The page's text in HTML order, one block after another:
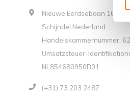
Nieuwe Eerdsebaan 16,
Schijndel Nederland
Handelskammernummer:
Umsatzsteuer-
NL854680950B01
(+31) 73 203 2487